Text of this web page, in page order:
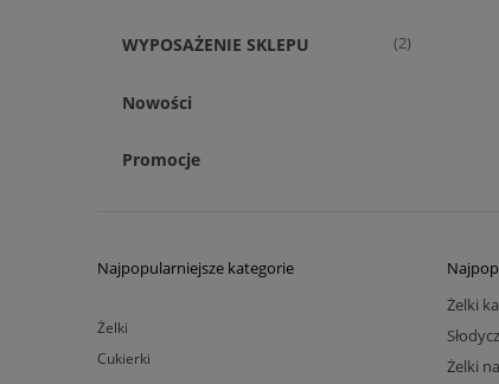
WYPOSAŻENIE SKLEPU (2)
Nowości
Promocje
Najpopularniejsze kategorie
Żelki
Cukierki
Żelki
Żelki